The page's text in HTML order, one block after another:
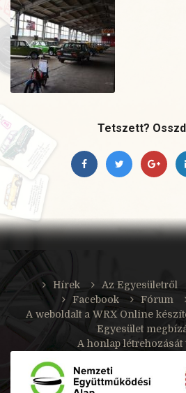
Tetszett?
Hírek Az Egyesületről
Facebook
Fórum
A weboldalt a WRX Online
Egyesület
A honlap létrehozását